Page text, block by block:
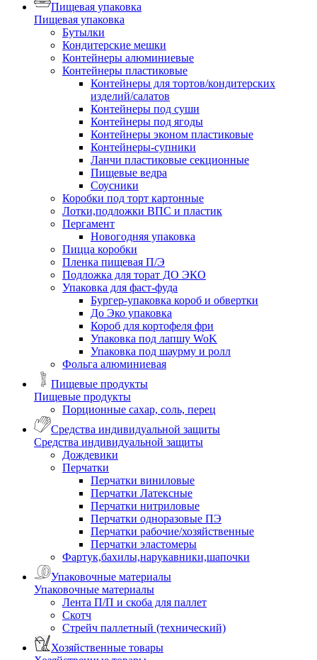
Пищевая упаковка
Пищевая упаковка
Бутылки
Кондитерские мешки
Контейнеры алюминиевые
Контейнеры пластиковые
Контейнеры для тортов/кондитерских
изделий/салатов
Контейнеры под суши
Контейнеры под ягоды
Контейнеры эконом пластиковые
Контейнеры-супники
Ланчи пластиковые секционные
Пищевые ведра
Соусники
Коробки под торт картонные
Лотки,подложки ВПС и пластик
Пергамент
Новогодняя упаковка
Пицца коробки
Пленка пищевая П/Э
Подложка для торат ДО ЭКО
Упаковка для фаст-фуда
Бургер-упаковка короб и обвертки
До Эко упаковка
Короб для кортофеля фри
Упаковка под лапшу WoK
Упаковка под шаурму и ролл
Фольга алюминиевая
Пищевые продукты
Пищевые продукты
Порционные сахар, соль, перец
Средства индивидуальной защиты
Средства индивидуальной защиты
Дождевики
Перчатки
Перчатки виниловые
Перчатки Латексные
Перчатки нитриловые
Перчатки одноразовые ПЭ
Перчатки рабочие/хозяйственные
Перчатки эластомеры
Фартук,бахилы,нарукавники,шапочки
Упаковочные материалы
Упаковочные материалы
Лента П/П и скоба для паллет
Скотч
Стрейч паллетный (технический)
Хозяйственные товары